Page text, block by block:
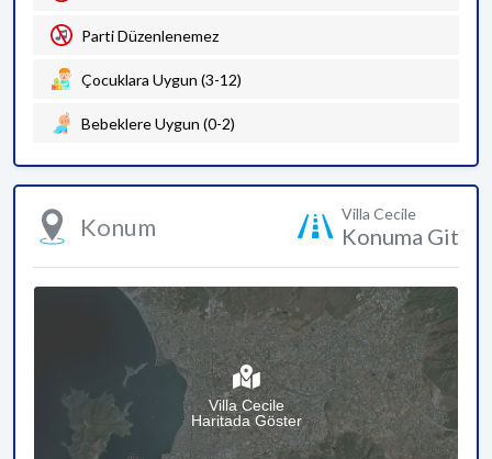
Parti Düzenlenemez
Çocuklara Uygun (3-12)
Bebeklere Uygun (0-2)
Konum Villa Cecile
Konuma Git
Villa Cecile
Haritada Göster